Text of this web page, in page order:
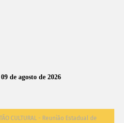
de agosto de 2026
CULTURAL - Reunião Estadual de